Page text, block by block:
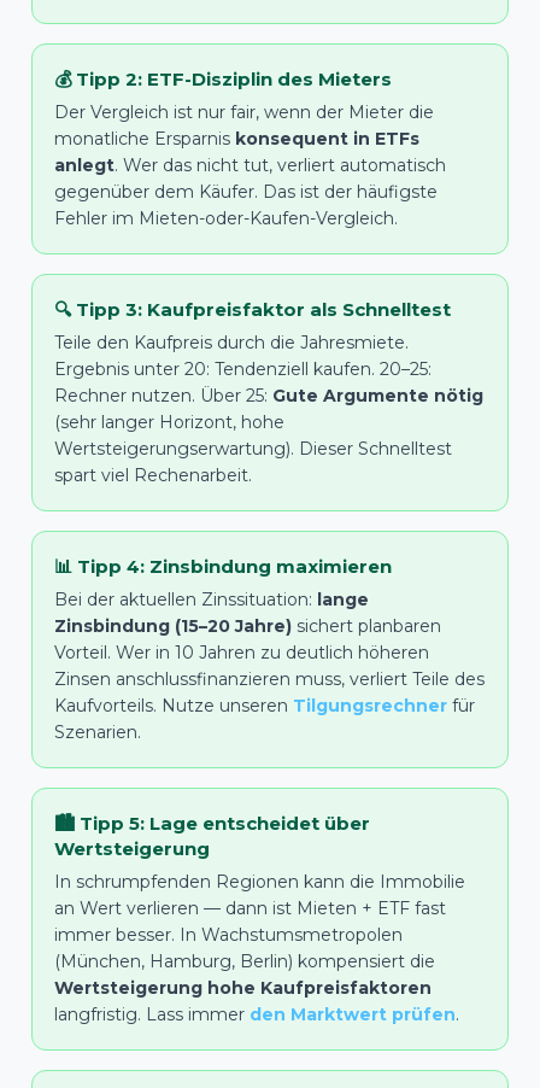
💰 Tipp 2: ETF-Disziplin des Mieters
Der Vergleich ist nur fair, wenn der Mieter die
monatliche Ersparnis konsequent in ETFs
anlegt. Wer das nicht tut, verliert automatisch
gegenüber dem Käufer. Das ist der häufigste
Fehler im Mieten-oder-Kaufen-Vergleich.
🔍 Tipp 3: Kaufpreisfaktor als Schnelltest
Teile den Kaufpreis durch die Jahresmiete.
Ergebnis unter 20: Tendenziell kaufen. 20–25:
Rechner nutzen. Über 25: Gute Argumente nötig
(sehr langer Horizont, hohe
Wertsteigerungserwartung). Dieser Schnelltest
spart viel Rechenarbeit.
📊 Tipp 4: Zinsbindung maximieren
Bei der aktuellen Zinssituation: lange
Zinsbindung (15–20 Jahre) sichert planbaren
Vorteil. Wer in 10 Jahren zu deutlich höheren
Zinsen anschlussfinanzieren muss, verliert Teile des
Kaufvorteils. Nutze unseren Tilgungsrechner für
Szenarien.
🏙️ Tipp 5: Lage entscheidet über
Wertsteigerung
In schrumpfenden Regionen kann die Immobilie
an Wert verlieren — dann ist Mieten + ETF fast
immer besser. In Wachstumsmetropolen
(München, Hamburg, Berlin) kompensiert die
Wertsteigerung hohe Kaufpreisfaktoren
langfristig. Lass immer den Marktwert prüfen.